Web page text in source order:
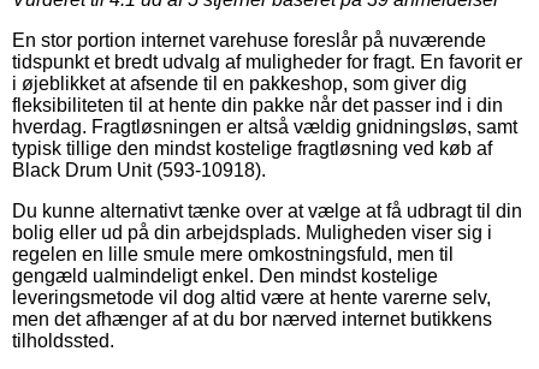
En stor portion internet varehuse foreslår på nuværende
tidspunkt et bredt udvalg af muligheder for fragt. En favorit er
i øjeblikket at afsende til en pakkeshop, som giver dig
fleksibiliteten til at hente din pakke når det passer ind i din
hverdag. Fragtløsningen er altså vældig gnidningsløs, samt
typisk tillige den mindst kostelige fragtløsning ved køb af
Black Drum Unit (593-10918).
Du kunne alternativt tænke over at vælge at få udbragt til din
bolig eller ud på din arbejdsplads. Muligheden viser sig i
regelen en lille smule mere omkostningsfuld, men til
gengæld ualmindeligt enkel. Den mindst kostelige
leveringsmetode vil dog altid være at hente varerne selv,
men det afhænger af at du bor nærved internet butikkens
tilholdssted.